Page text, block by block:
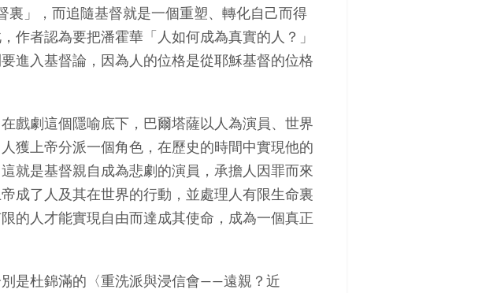
」，而追隨基督就是一個重塑、轉化自己而得
作者認為要把潘霍華「人如何成為真實的人？」
進入基督論，因為人的位格是從耶穌基督的位格
劇這個隱喻底下，巴爾塔薩以人為演員、世界
獲上帝分派一個角色，在歷史的時間中實現他的
就是基督親自成為悲劇的演員，承擔人因罪而來
成了人及其在世界的行動，並處理人有限生命裏
的人才能實現自由而達成其使命，成為一個真正
是杜錦滿的〈重洗派與浸信會——遠親？近